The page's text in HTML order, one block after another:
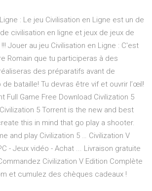
: Le jeu Civilisation en Ligne est un de
civilisation en ligne et jeux de jeux de
Jouer au jeu Civilisation en Ligne : C'est
Romain que tu participeras à des
des préparatifs avant de
bataille! Tu devras être vif et ouvrir l’œil!
Full Game Free Download Civilization 5
5 Torrent is the new and best
this in mind that go play a shooter.
and play Civilization 5 … Civilization V
- Jeux vidéo - Achat ... Livraison gratuite
Civilization V Edition Complète
et cumulez des chèques cadeaux !